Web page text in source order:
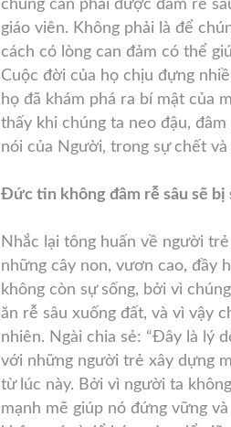
chúng cần phải được đâm rễ
giáo viên. Không phải là để
cách có lòng can đảm có thể
Cuộc đời của họ chịu đựng
họ đã khám phá ra bí mật của
thấy khi chúng ta neo đậu,
nói của Người, trong sự chết và
Đức tin không đâm rễ sâu sẽ bị
Nhắc lại tông huấn về người
những cây non, vươn cao, đầy
không còn sự sống, bởi vì
ăn rễ sâu xuống đất, và vì vậy
nhiên. Ngài chia sẻ: “Đây là lý
với những người trẻ xây dựng
từ lúc này. Bởi vì người ta
mạnh mẽ giúp nó đứng vững